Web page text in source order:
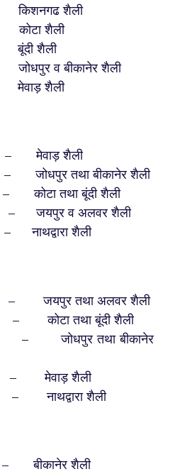
किशनगढ शैली
शैली
शैली
व बीकानेर शैली
शैली
– मेवाड़ शैली
जोधपुर तथा बीकानेर शैली
– कोटा तथा बूंदी शैली
जयपुर व अलवर शैली
शैली
जयपुर तथा अलवर शैली
तथा बूंदी शैली
तथा बीकानेर
शैली
शैली
शैली